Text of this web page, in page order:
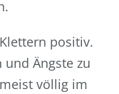
positiv.
Ängste zu
völlig im